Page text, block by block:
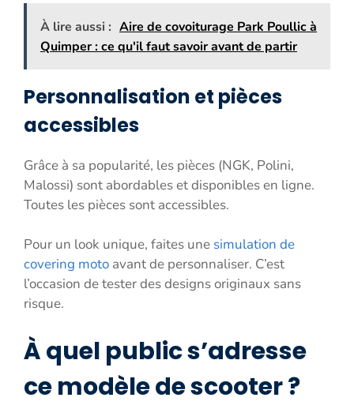
À lire aussi : Aire de covoiturage Park Poullic à
Quimper : ce qu'il faut savoir avant de partir
Personnalisation et pièces
accessibles
Grâce à sa popularité, les pièces (NGK, Polini,
Malossi) sont abordables et disponibles en ligne.
Toutes les pièces sont accessibles.
Pour un look unique, faites une simulation de
covering moto avant de personnaliser. C’est
l’occasion de tester des designs originaux sans
risque.
À quel public s’adresse
ce modèle de scooter ?